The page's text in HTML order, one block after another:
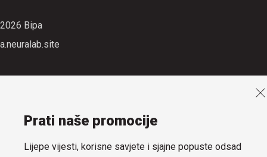
2026 Bipa
a.neuralab.site
Prati naše promocije
Lijepe vijesti, korisne savjete i sjajne popuste odsad